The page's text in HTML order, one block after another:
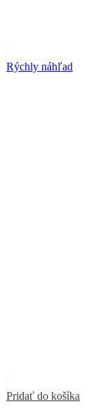
Rýchly náhľad
Pridať do košíka